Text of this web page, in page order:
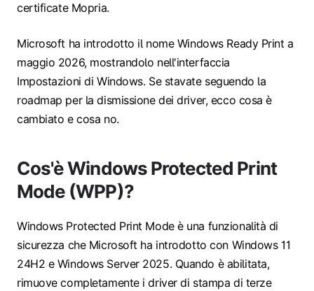
certificate Mopria.
Microsoft ha introdotto il nome Windows Ready Print a
maggio 2026, mostrandolo nell'interfaccia
Impostazioni di Windows. Se stavate seguendo la
roadmap per la dismissione dei driver, ecco cosa è
cambiato e cosa no.
Cos'è Windows Protected Print
Mode (WPP)?
Windows Protected Print Mode è una funzionalità di
sicurezza che Microsoft ha introdotto con Windows 11
24H2 e Windows Server 2025. Quando è abilitata,
rimuove completamente i driver di stampa di terze